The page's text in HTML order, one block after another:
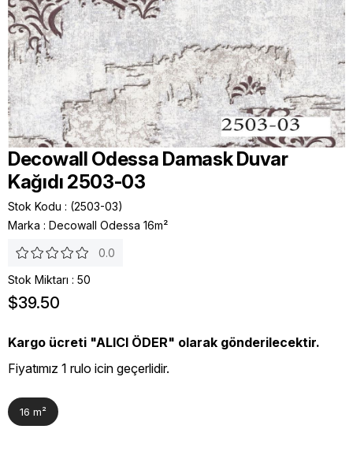
Decowall Odessa Damask Duvar
Kağıdı 2503-03
Stok Kodu
(2503-03)
Marka : Decowall Odessa 16m²
0.0
Stok Miktarı : 50
$39.50
Kargo ücreti "ALICI ÖDER" olarak gönderilecektir.
Fiyatımız 1 rulo icin geçerlidir.
16 m²